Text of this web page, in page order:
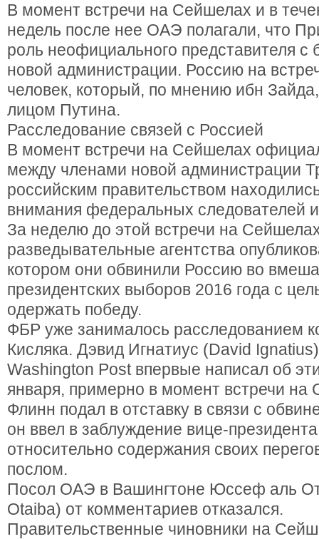
В момент встречи на Сейшелах и в
недель после нее ОАЭ полагали, что
роль неофициального представителя с
новой администрации. Россию на
человек, который, по мнению ибн
лицом Путина.
Расследование связей с Россией
В момент встречи на Сейшелах
между членами новой администрации
российским правительством
внимания федеральных следователей
За неделю до этой встречи на
разведывательные агентства
котором они обвинили Россию во
президентских выборов 2016 года с
одержать победу.
ФБР уже занималось расследованием
Кисляка. Дэвид Игнатиус (David
Washington Post впервые написал об
января, примерно в момент встречи
Флинн подал в отставку в связи с
он ввел в заблуждение вице-
относительно содержания своих
послом.
Посол ОАЭ в Вашингтоне Юссеф аль
Otaiba) от комментариев отказался.
Правительственные чиновники на